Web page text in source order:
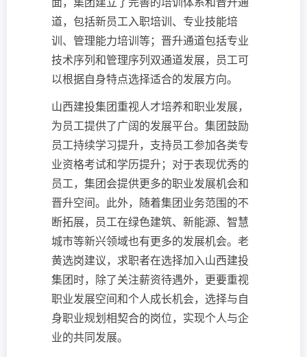
道，包括新员工入职培训、专业技能培
训、管理能力培训等；晋升通道包括专业
技术序列和管理序列双通道发展，员工可
以根据自身特点选择适合的发展方向。
山西建投集团重视人才培养和职业发展，
为员工提供了广阔的发展平台。集团鼓励
员工持续学习提升，支持员工参加各类专
业资格考试和学历提升；对于表现优秀的
员工，集团会提供更多的职业发展机会和
晋升空间。此外，随着集团业务范围的不
断拓展，员工在绿色建筑、新能源、智慧
城市等新兴领域也有更多的发展机会。老
黄选岗建议，求职者在选择加入山西建投
集团时，除了关注薪资待遇外，更要重视
职业发展空间和个人成长机会，选择与自
身职业规划相契合的岗位，实现个人与企
业的共同发展。